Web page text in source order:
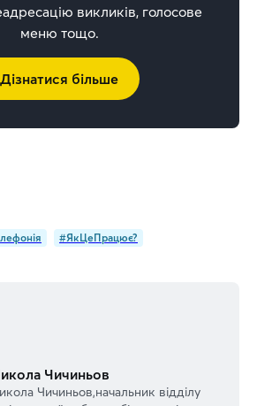
викликів, голосове
меню тощо.
Дізнатися більше
#ЯкЦеПрацює?
Чичиньов
Чичиньов,начальник відділу